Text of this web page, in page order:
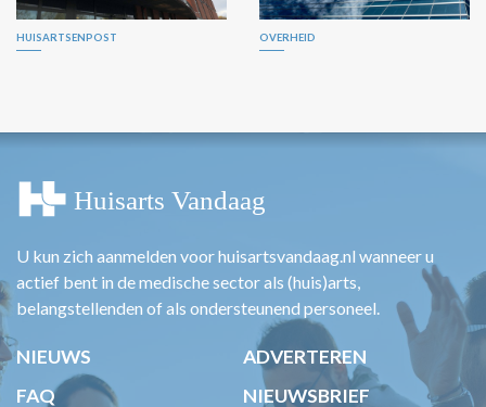
HUISARTSENPOST OVERHEID
U kun zich aanmelden voor huisartsvandaag.nl wanneer u
actief bent in de medische sector als (huis)arts,
belangstellenden of als ondersteunend personeel.
NIEUWS
ADVERTEREN
FAQ
NIEUWSBRIEF